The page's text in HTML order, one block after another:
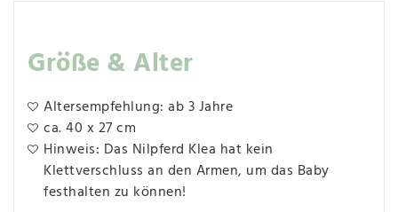
Größe & Alter
Altersempfehlung: ab 3 Jahre
ca. 40 x 27 cm
Hinweis: Das Nilpferd Klea hat kein
Klettverschluss an den Armen, um das Baby
festhalten zu können!